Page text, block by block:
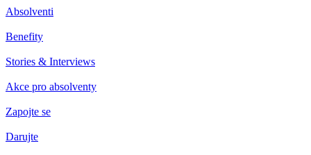
Absolventi
Benefity
Stories & Interviews
Akce pro absolventy
Zapojte se
Darujte